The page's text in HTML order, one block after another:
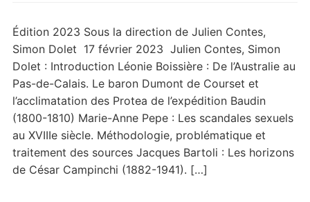
Édition 2023 Sous la direction de Julien Contes,
Simon Dolet 17 février 2023 Julien Contes, Simon
Dolet : Introduction Léonie Boissière : De l’Australie au
Pas-de-Calais. Le baron Dumont de Courset et
l’acclimatation des Protea de l’expédition Baudin
(1800-1810) Marie-Anne Pepe : Les scandales sexuels
au XVIIIe siècle. Méthodologie, problématique et
traitement des sources Jacques Bartoli : Les horizons
de César Campinchi (1882-1941). […]